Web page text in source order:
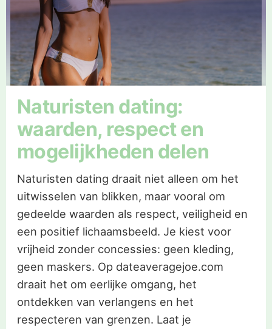
Naturisten dating:
waarden, respect en
mogelijkheden delen
Naturisten dating draait niet alleen om het
uitwisselen van blikken, maar vooral om
gedeelde waarden als respect, veiligheid en
een positief lichaamsbeeld. Je kiest voor
vrijheid zonder concessies: geen kleding,
geen maskers. Op dateaveragejoe.com
draait het om eerlijke omgang, het
ontdekken van verlangens en het
respecteren van grenzen. Laat je